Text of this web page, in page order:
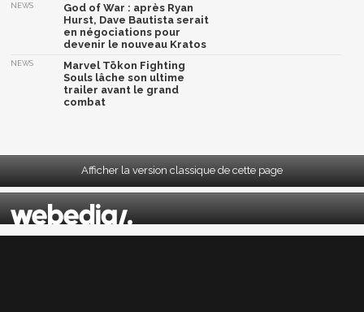
NEWS
God of War : après Ryan
Hurst, Dave Bautista serait
en négociations pour
devenir le nouveau Kratos
NEWS
Marvel Tōkon Fighting
Souls lâche son ultime
trailer avant le grand
combat
Afficher la version classique de cette page